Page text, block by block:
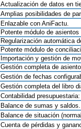
Actualización de datos en
Amplias posibilidades de
Enlazable con AniFactu.
Potente módulo de asientos
Regularización automática
Potente módulo de
Importación y gestión de
Gestión completa de
Gestión de fechas
Gestión completa del libro
Contabilidad
Balance de sumas y saldos.
Balance de situación
Cuenta de pérdidas y